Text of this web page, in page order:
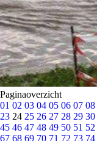
Paginaoverzicht
01 02 03 04 05 06 07 08
23 24 25 26 27 28 29 30
45 46 47 48 49 50 51 52
67 68 69 70 71 72 73 74